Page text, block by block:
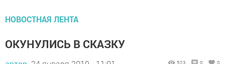
НОВОСТНАЯ ЛЕНТА
ОКУНУЛИСЬ В СКАЗКУ